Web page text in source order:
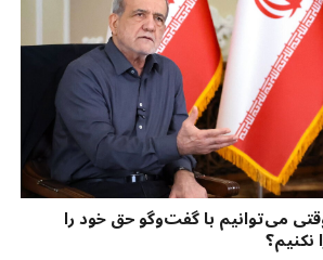
می‌توانیم با گفت‌وگو حق خود را
نکنیم؟